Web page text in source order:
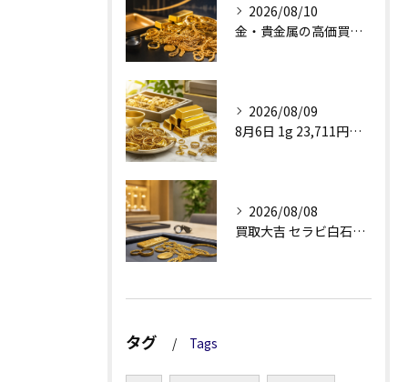
2026/08/10
金・貴金属の高価買取は相場変動と再流通先から
2026/08/09
8月6日 1g 23,711円で見る金・貴金属買取
2026/08/08
買取大吉 セラビ白石店の金買取、査定理由が見える安心感
タグ Tags